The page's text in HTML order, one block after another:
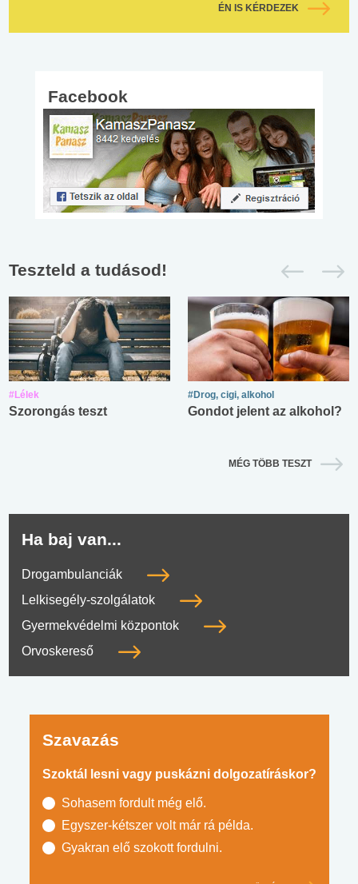
ÉN IS KÉRDEZEK
Facebook
Teszteld a tudásod!
#Lélek
Szorongás teszt
#Drog, cigi, alkohol
Gondot jelent az alkohol?
MÉG TÖBB TESZT
Ha baj van...
Drogambulanciák
Lelkisegély-szolgálatok
Gyermekvédelmi központok
Orvoskereső
Szavazás
Szoktál lesni vagy puskázni dolgozatíráskor?
Sohasem fordult még elő.
Egyszer-kétszer volt már rá példa.
Gyakran elő szokott fordulni.